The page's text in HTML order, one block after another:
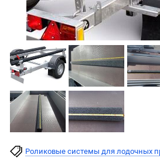
Роликовые системы для лодочных